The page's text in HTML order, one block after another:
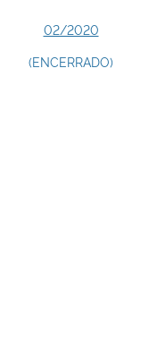
02/2020
(ENCERRADO)